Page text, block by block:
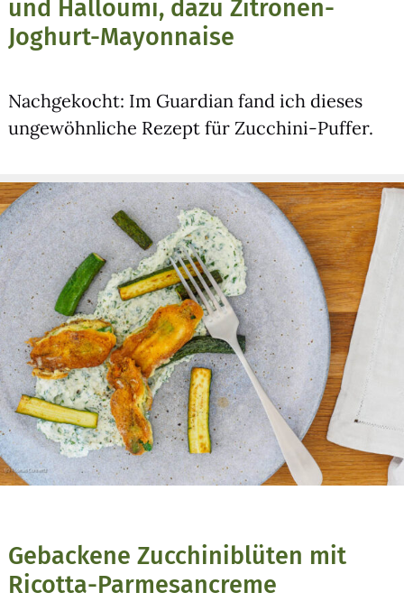
und Halloumi, dazu Zitronen-
Joghurt-Mayonnaise
Nach­ge­kocht: Im Guar­di­an fand ich die­ses
unge­wöhn­li­che Rezept für Zuc­chi­ni-Puf­fer.
Gebackene Zucchiniblüten mit
Ricotta-Parmesancreme